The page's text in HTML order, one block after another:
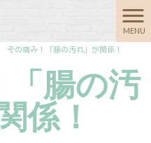
MENU
その痛み！「腸の汚れ」が関係！
「腸の汚
係！